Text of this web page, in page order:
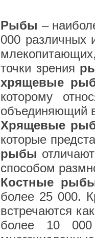
Рыбы –
000 различных
точки зрения
хрящевые
которому
объединяющий
Хрящевые
которые
рыбы
способом
Костные
более 25 000.
встречаются
более 10